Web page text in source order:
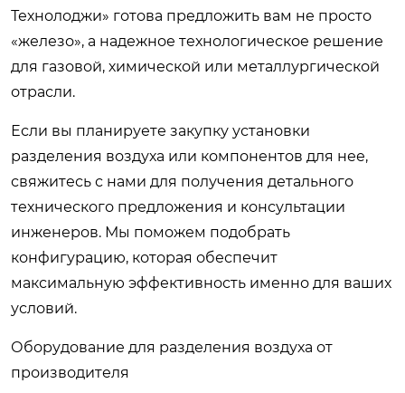
Технолоджи» готова предложить вам не просто
«железо», а надежное технологическое решение
для газовой, химической или металлургической
отрасли.
Если вы планируете закупку установки
разделения воздуха или компонентов для нее,
свяжитесь с нами для получения детального
технического предложения и консультации
инженеров. Мы поможем подобрать
конфигурацию, которая обеспечит
максимальную эффективность именно для ваших
условий.
Оборудование для разделения воздуха от
производителя